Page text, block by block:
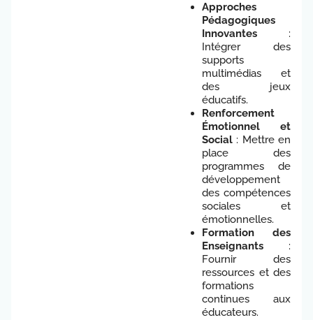
Approches
Pédagogiques
Innovantes :
Intégrer des
supports
multimédias et
des jeux
éducatifs.
Renforcement
Émotionnel et
Social : Mettre en
place des
programmes de
développement
des compétences
sociales et
émotionnelles.
Formation des
Enseignants :
Fournir des
ressources et des
formations
continues aux
éducateurs.